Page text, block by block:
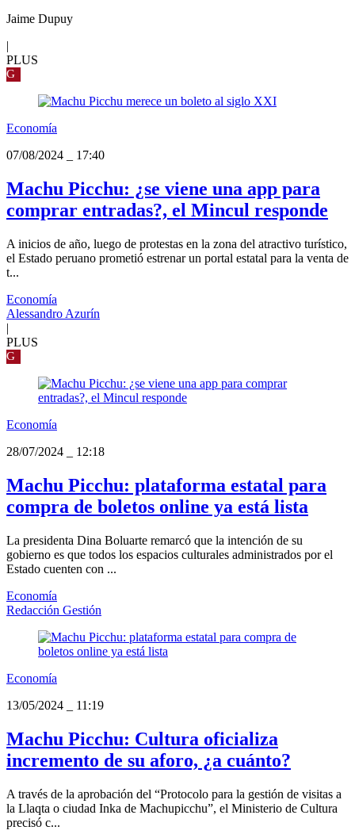
Jaime Dupuy
PLUS
G
Economía
07/08/2024
17:40
Machu Picchu: ¿se viene una app para
comprar entradas?, el Mincul responde
A inicios de año, luego de protestas en la zona del atractivo turístico,
el Estado peruano prometió estrenar un portal estatal para la venta de
t...
Economía
Alessandro Azurín
|
PLUS
G
Economía
28/07/2024
12:18
Machu Picchu: plataforma estatal para
compra de boletos online ya está lista
La presidenta Dina Boluarte remarcó que la intención de su
gobierno es que todos los espacios culturales administrados por el
Estado cuenten con ...
Economía
Redacción Gestión
Economía
13/05/2024
11:19
Machu Picchu: Cultura oficializa
incremento de su aforo, ¿a cuánto?
A través de la aprobación del “Protocolo para la gestión de visitas a
la Llaqta o ciudad Inka de Machupicchu”, el Ministerio de Cultura
precisó c...